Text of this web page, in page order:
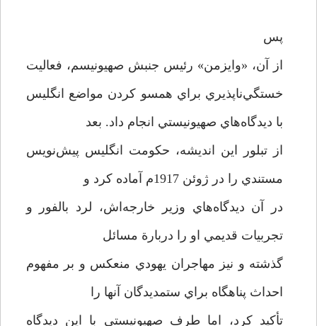
پس
از آن، «وايزمن» رئيس جنبش صهيونيسم، فعاليت
خستگي‌ناپذيري براي همسو كردن مواضع انگليس
با ديدگاه‌هاي صهيونيستي انجام داد. بعد
از تبلور اين انديشه، حكومت انگليس پيش‌نويس
مستندي را در ژوئن 1917‌م آماده كرد و
در آن ديدگاه‌هاي وزير خارجه‌اش، لرد بالفور و
تجربيات قديمي او را دربارة مسائل
گذشته و نيز مهاجران يهودي منعكس و بر مفهوم
احداث پناهگاه براي ستمديدگان آنها را
تأكيد كرد، اما طرف صهيونيستي با اين ديدگاه